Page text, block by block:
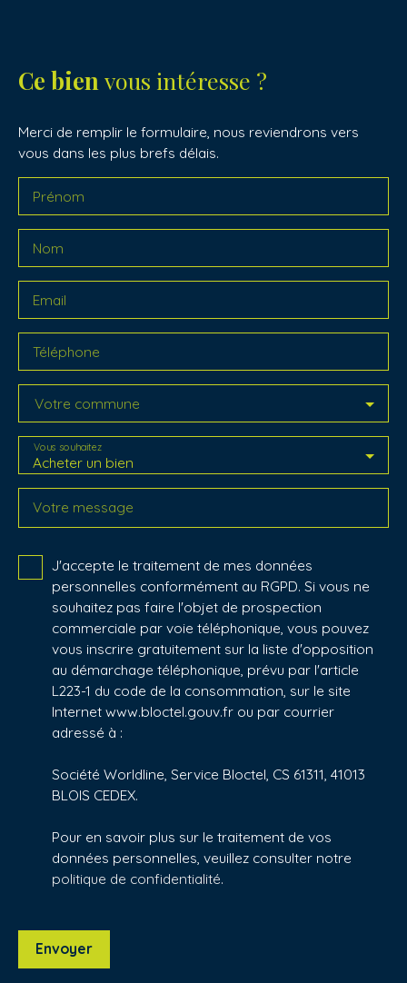
Ce bien vous intéresse ?
Merci de remplir le formulaire, nous reviendrons vers
vous dans les plus brefs délais.
Prénom
Nom
Email
Téléphone
Votre commune
Acheter un bien
Vous souhaitez
Votre message
J'accepte le traitement de mes données
personnelles conformément au RGPD. Si vous ne
souhaitez pas faire l'objet de prospection
commerciale par voie téléphonique, vous pouvez
vous inscrire gratuitement sur la liste d'opposition
au démarchage téléphonique, prévu par l'article
L223-1 du code de la consommation, sur le site
Internet www.bloctel.gouv.fr ou par courrier
adressé à :
Société Worldline, Service Bloctel, CS 61311, 41013
BLOIS CEDEX.
Pour en savoir plus sur le traitement de vos
données personnelles, veuillez consulter notre
politique de confidentialité.
Envoyer